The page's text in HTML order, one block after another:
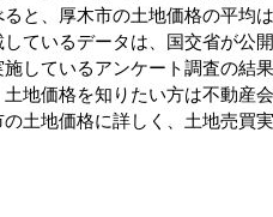
と、厚木市の土地価格の平均
ているデータは、国交省が公
しているアンケート調査の結
地価格を知りたい方は不動産
土地価格に詳しく、土地売買